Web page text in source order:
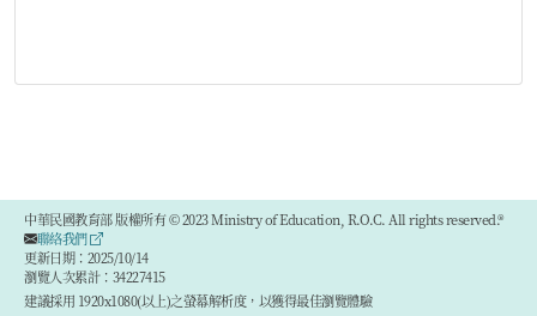
中華民國教育部 版權所有 © 2023 Ministry of Education, R.O.C. All rights reserved.®
聯絡我們
更新日期：2025/10/14
瀏覽人次累計：34227415
建議採用 1920x1080(以上)之螢幕解析度，以獲得最佳瀏覽體驗